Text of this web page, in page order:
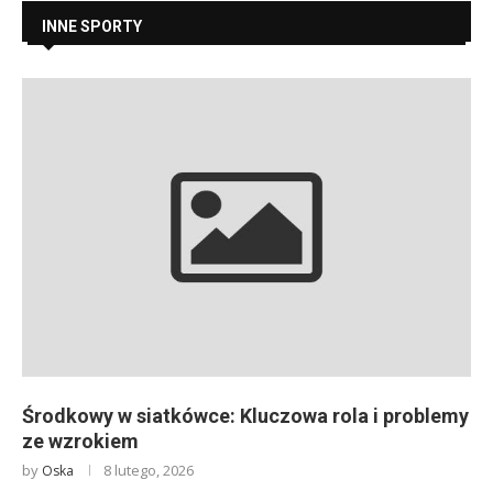
INNE SPORTY
Środkowy w siatkówce: Kluczowa rola i problemy
ze wzrokiem
by Oska 8 lutego, 2026